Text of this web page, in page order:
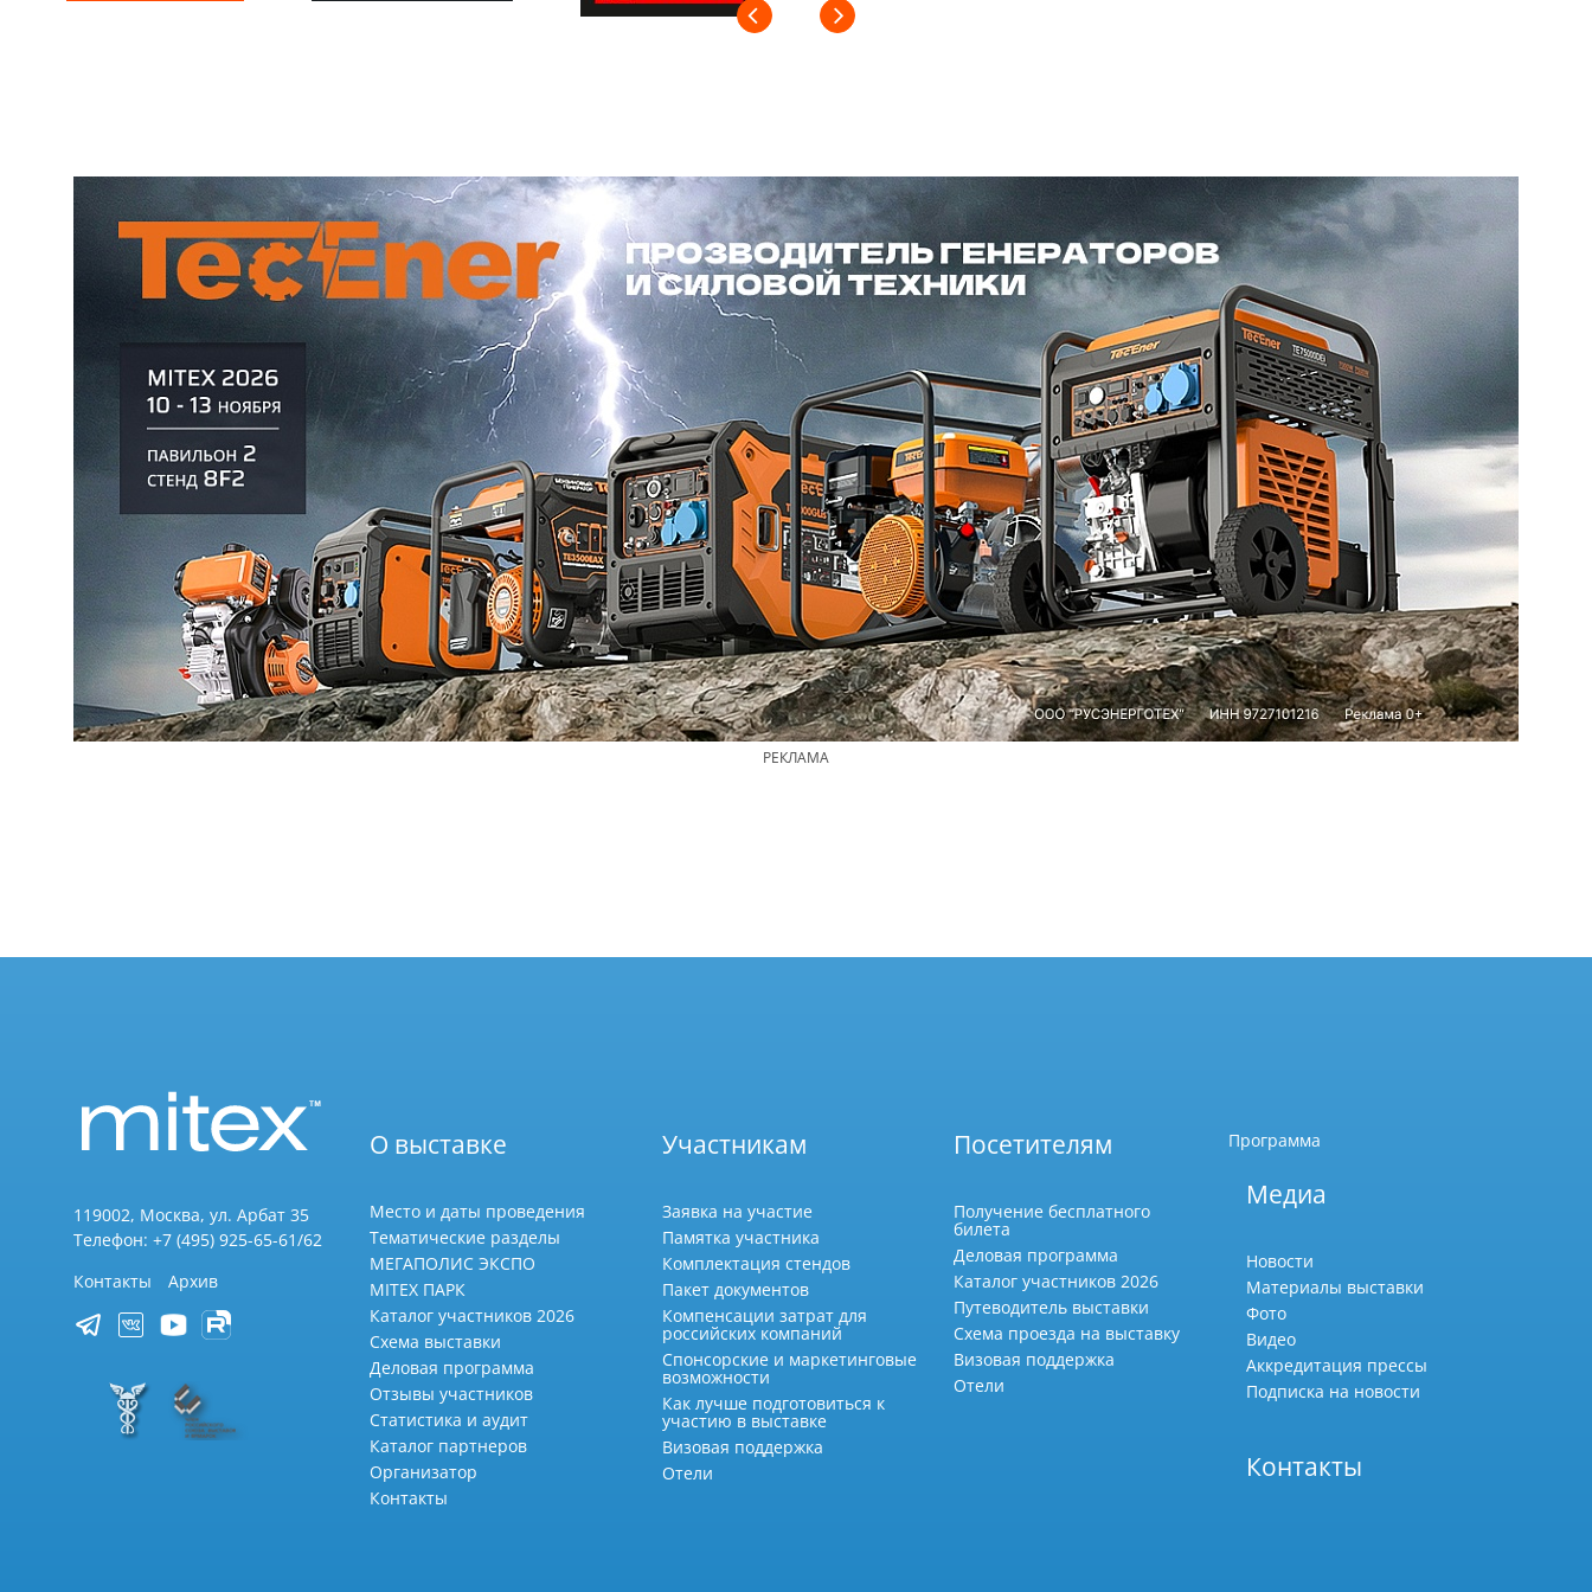
РЕКЛАМА
119002, Москва, ул. Арбат 35
Телефон: +7 (495) 925-65-61/62
Контакты
Архив
О выставке
Место и даты проведения
Тематические разделы
МЕГАПОЛИС ЭКСПО
MITEX ПАРК
Каталог участников 2026
Схема выставки
Деловая программа
Отзывы участников
Статистика и аудит
Каталог партнеров
Организатор
Контакты
Участникам
Заявка на участие
Памятка участника
Комплектация стендов
Пакет документов
Компенсации затрат для
российских компаний
Спонсорские и маркетинговые
возможности
Как лучше подготовиться к
участию в выставке
Визовая поддержка
Отели
Посетителям
Получение бесплатного
билета
Деловая программа
Каталог участников 2026
Путеводитель выставки
Схема проезда на выставку
Визовая поддержка
Отели
Программа
Медиа
Новости
Материалы выставки
Фото
Видео
Аккредитация прессы
Подписка на новости
Контакты